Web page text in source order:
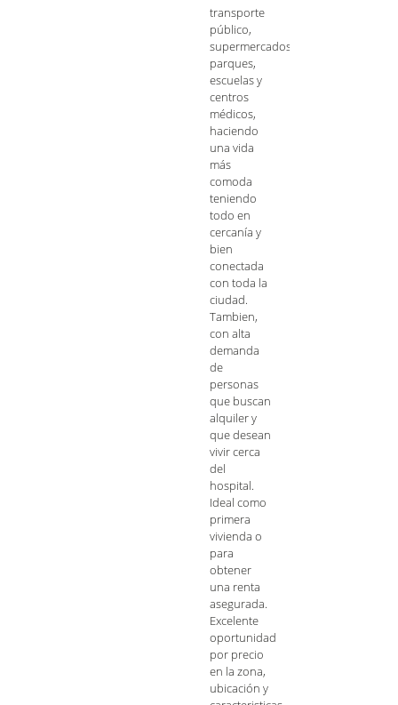
transporte
público,
supermercados,
parques,
escuelas y
centros
médicos,
haciendo
una vida
más
comoda
teniendo
todo en
cercanía y
bien
conectada
con toda la
ciudad.
Tambien,
con alta
demanda
de
personas
que buscan
alquiler y
que desean
vivir cerca
del
hospital.
Ideal como
primera
vivienda o
para
obtener
una renta
asegurada.
Excelente
oportunidad
por precio
en la zona,
ubicación y